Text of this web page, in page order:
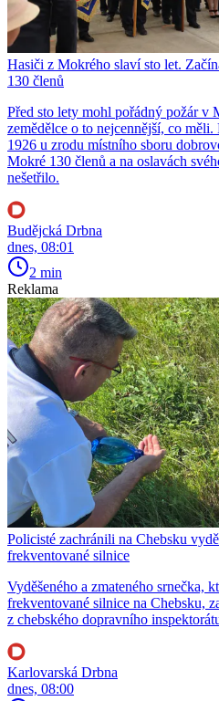
Hasiči z Mokrého slaví sto let.
130 členů
Před sto lety mohl pořádný požár v
zemědělce o to nejcennější, co
1926 u zrodu místního sboru
Mokré 130 členů a na oslavách
nešetřilo.
Budějcká Drbna
dnes, 08:01
2 min
Reklama
Policisté zachránili na Chebsku
frekventované silnice
Vyděšeného a zmateného srnečka,
frekventované silnice na Chebsku,
z chebského dopravního
Karlovarská Drbna
dnes, 08:00